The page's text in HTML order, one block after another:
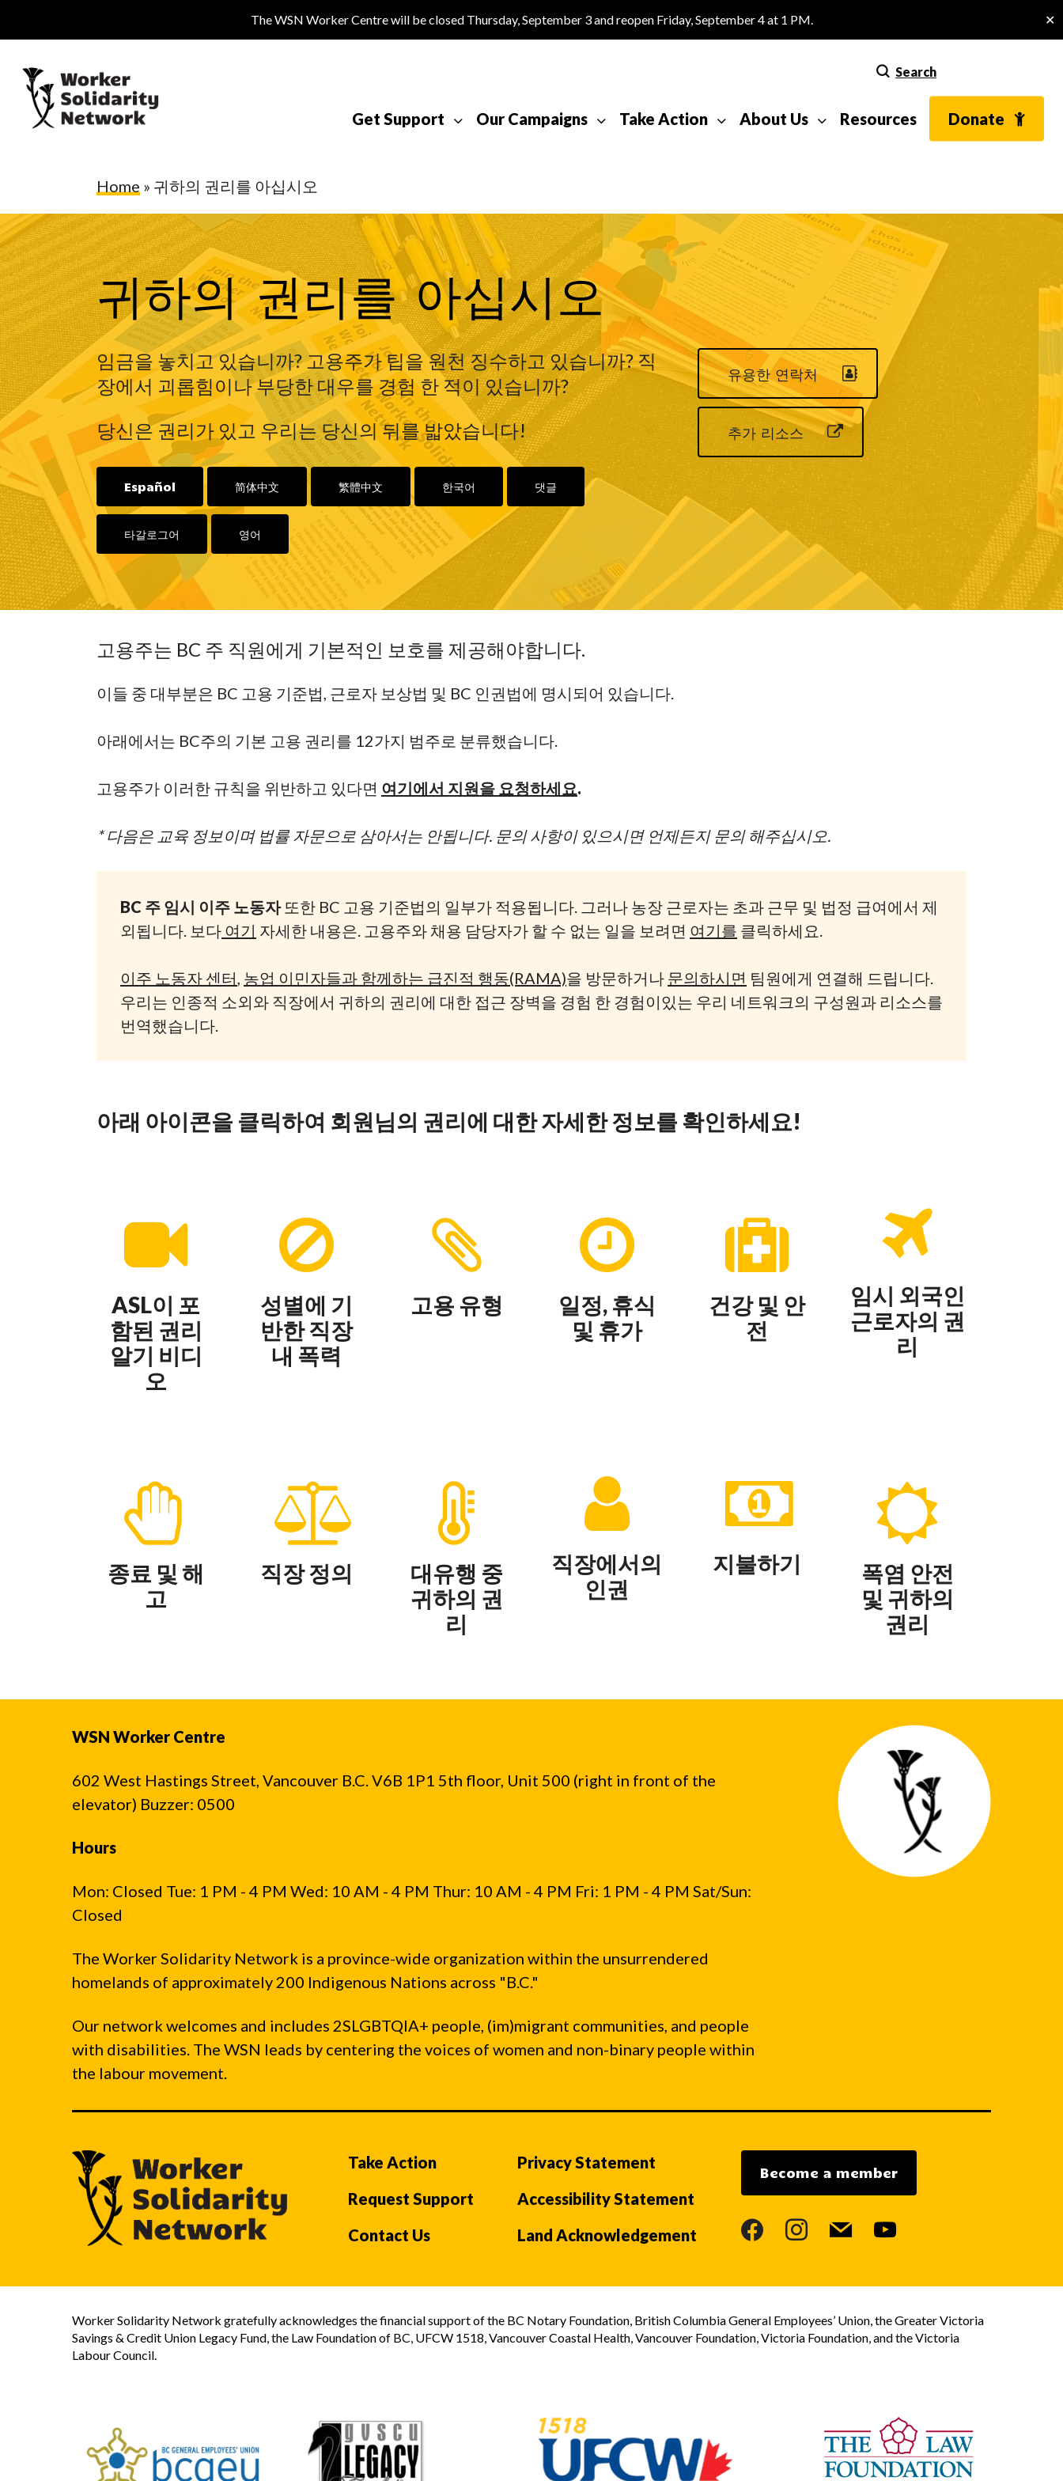
to
content
Hit enter to search or ESC to close
The WSN Worker Centre will be closed Thursday, September 3 and reopen Friday, September 4 at 1 PM. ✕
Get Support Our Campaigns Take Action About Us Resources Donate
Search
Home » 귀하의 권리를 아십시오
귀하의 권리를 아십시오
임금을 놓치고 있습니까? 고용주가 팁을 원천 징수하고 있습니까? 직
장에서 괴롭힘이나 부당한 대우를 경험 한 적이 있습니까?
당신은 권리가 있고 우리는 당신의 뒤를 밟았습니다!
Español 简体中文 繁體中文 한국어 댓글
타갈로그어 영어
유용한 연락처
추가 리소스
고용주는 BC 주 직원에게 기본적인 보호를 제공해야합니다.
이들 중 대부분은 BC 고용 기준법, 근로자 보상법 및 BC 인권법에 명시되어 있습니다.
아래에서는 BC주의 기본 고용 권리를 12가지 범주로 분류했습니다.
고용주가 이러한 규칙을 위반하고 있다면 여기에서 지원을 요청하세요.
* 다음은 교육 정보이며 법률 자문으로 삼아서는 안됩니다. 문의 사항이 있으시면 언제든지 문의 해주십시오.
BC 주 임시 이주 노동자또한 BC 고용 기준법의 일부가 적용됩니다. 그러나 농장 근로자는 초과 근무 및 법정 급여에서 제
외됩니다. 보다 여기 자세한 내용은. 고용주와 채용 담당자가 할 수 없는 일을 보려면 여기를 클릭하세요.
이주 노동자 센터, 농업 이민자들과 함께하는 급진적 행동(RAMA)을 방문하거나 문의하시면 팀원에게 연결해 드립니다.
우리는 인종적 소외와 직장에서 귀하의 권리에 대한 접근 장벽을 경험 한 경험이있는 우리 네트워크의 구성원과 리소스를
번역했습니다.
아래 아이콘을 클릭하여 회원님의 권리에 대한 자세한 정보를 확인하세요!
ASL이 포
함된 권리
알기 비디
오
성별에 기
반한 직장
내 폭력
고용 유형
일정, 휴식
및 휴가
건강 및 안
전
임시 외국인
근로자의 권
리
종료 및 해
고
직장 정의
대유행 중
귀하의 권
리
직장에서의
인권
지불하기
폭염 안전
및 귀하의
권리
WSN Worker Centre
602 West Hastings Street, Vancouver B.C. V6B 1P1 5th floor, Unit 500 (right in front of the
elevator) Buzzer: 0500
Hours
Mon: Closed Tue: 1 PM - 4 PM Wed: 10 AM - 4 PM Thur: 10 AM - 4 PM Fri: 1 PM - 4 PM Sat/Sun:
Closed
The Worker Solidarity Network is a province-wide organization within the unsurrendered
homelands of approximately 200 Indigenous Nations across "B.C."
Our network welcomes and includes 2SLGBTQIA+ people, (im)migrant communities, and people
with disabilities. The WSN leads by centering the voices of women and non-binary people within
the labour movement.
Take Action
Request Support
Contact Us
Privacy Statement
Accessibility Statement
Land Acknowledgement
Become a member
facebookinstagram
mail youtube
Worker Solidarity Network gratefully acknowledges the financial support of the BC Notary Foundation, British Columbia General Employees’ Union, the Greater Victoria
Savings & Credit Union Legacy Fund, the Law Foundation of BC, UFCW 1518, Vancouver Coastal Health, Vancouver Foundation, Victoria Foundation, and the Victoria
Labour Council.